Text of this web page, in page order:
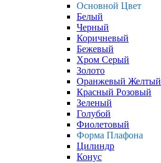
Основной Цвет
Белый
Черный
Коричневый
Бежевый
Хром Серый
Золото
Оранжевый Желтый
Красный Розовый
Зеленый
Голубой
Фиолетовый
Форма Плафона
Цилиндр
Конус